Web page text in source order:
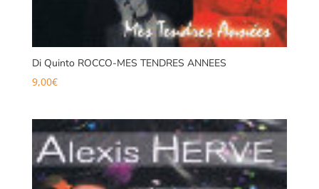
Di Quinto ROCCO-MES TENDRES ANNEES
9,00€